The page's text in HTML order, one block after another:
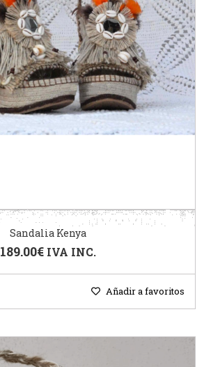
Sandalia Kenya
189.00€ IVA INC.
Añadir a favoritos